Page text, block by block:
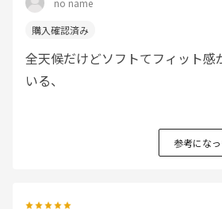
no name
全天候だけどソフトてフィット感
いる、
参考にな